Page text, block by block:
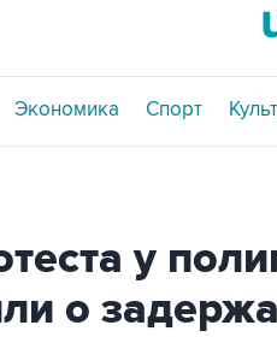
Экономика Спорт
у
о